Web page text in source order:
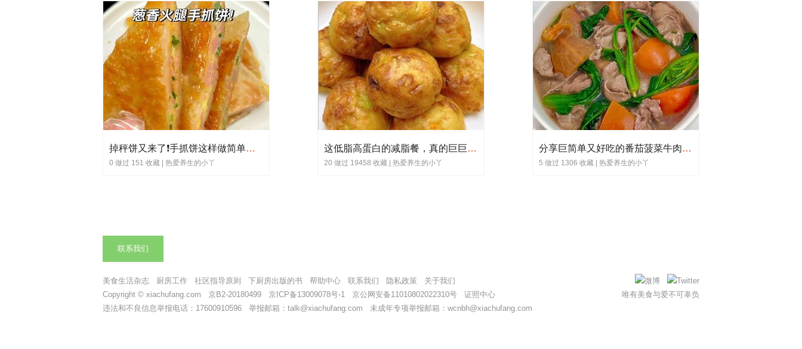
掉秤饼又来了❗手抓饼这样做简单又美味❗🥞
0 做过 151 收藏 | 热爱养生的小丫
这低脂高蛋白的减脂餐，真的巨巨巨掉秤🤣
20 做过 19458 收藏 | 热爱养生的小丫
分享巨简单又好吃的番茄菠菜牛肉汤！！
5 做过 1306 收藏 | 热爱养生的小丫
联系我们
美食生活杂志 厨房工作 社区指导原则 下厨房出版的书 帮助中心 联系我们 隐私政策
关于我们
Copyright © xiachufang.com 京B2-20180499 京ICP备13009078号-1 京公网安备11010802022310号 证照中心
违法和不良信息举报电话：17600910596 举报邮箱：talk@xiachufang.com 未成年专项举报邮箱：wcnbh@xiachufang.com
唯有美食与爱不可辜负